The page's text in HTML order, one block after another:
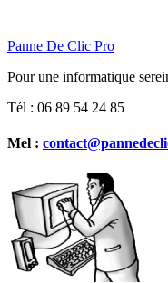
Panne De Clic Pro
Pour une informatique
Tél : 06 89 54 24 85
Mel :